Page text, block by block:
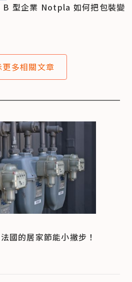
B 型企業 Notpla 如何把包裝變
更多相關文章
國的居家節能小撇步！